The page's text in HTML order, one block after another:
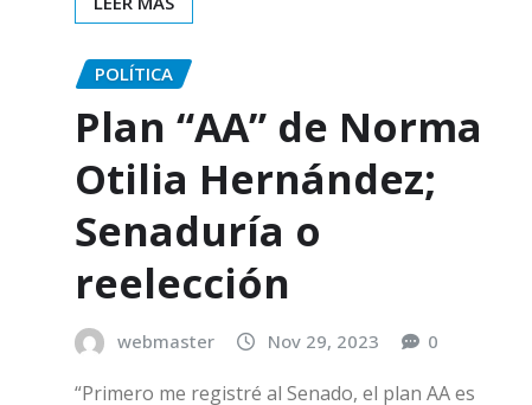
POLÍTICA
Plan “AA” de Norma
Otilia Hernández;
Senaduría o
reelección
webmaster Nov 29, 2023 0
“Primero me registré al Senado, el plan AA es